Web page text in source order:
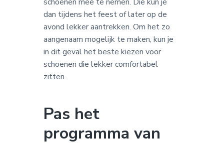
dan tijdens het feest of later op de
avond lekker aantrekken. Om het zo
aangenaam mogelijk te maken, kun je
in dit geval het beste kiezen voor
schoenen die lekker comfortabel
zitten.
Pas het
programma van